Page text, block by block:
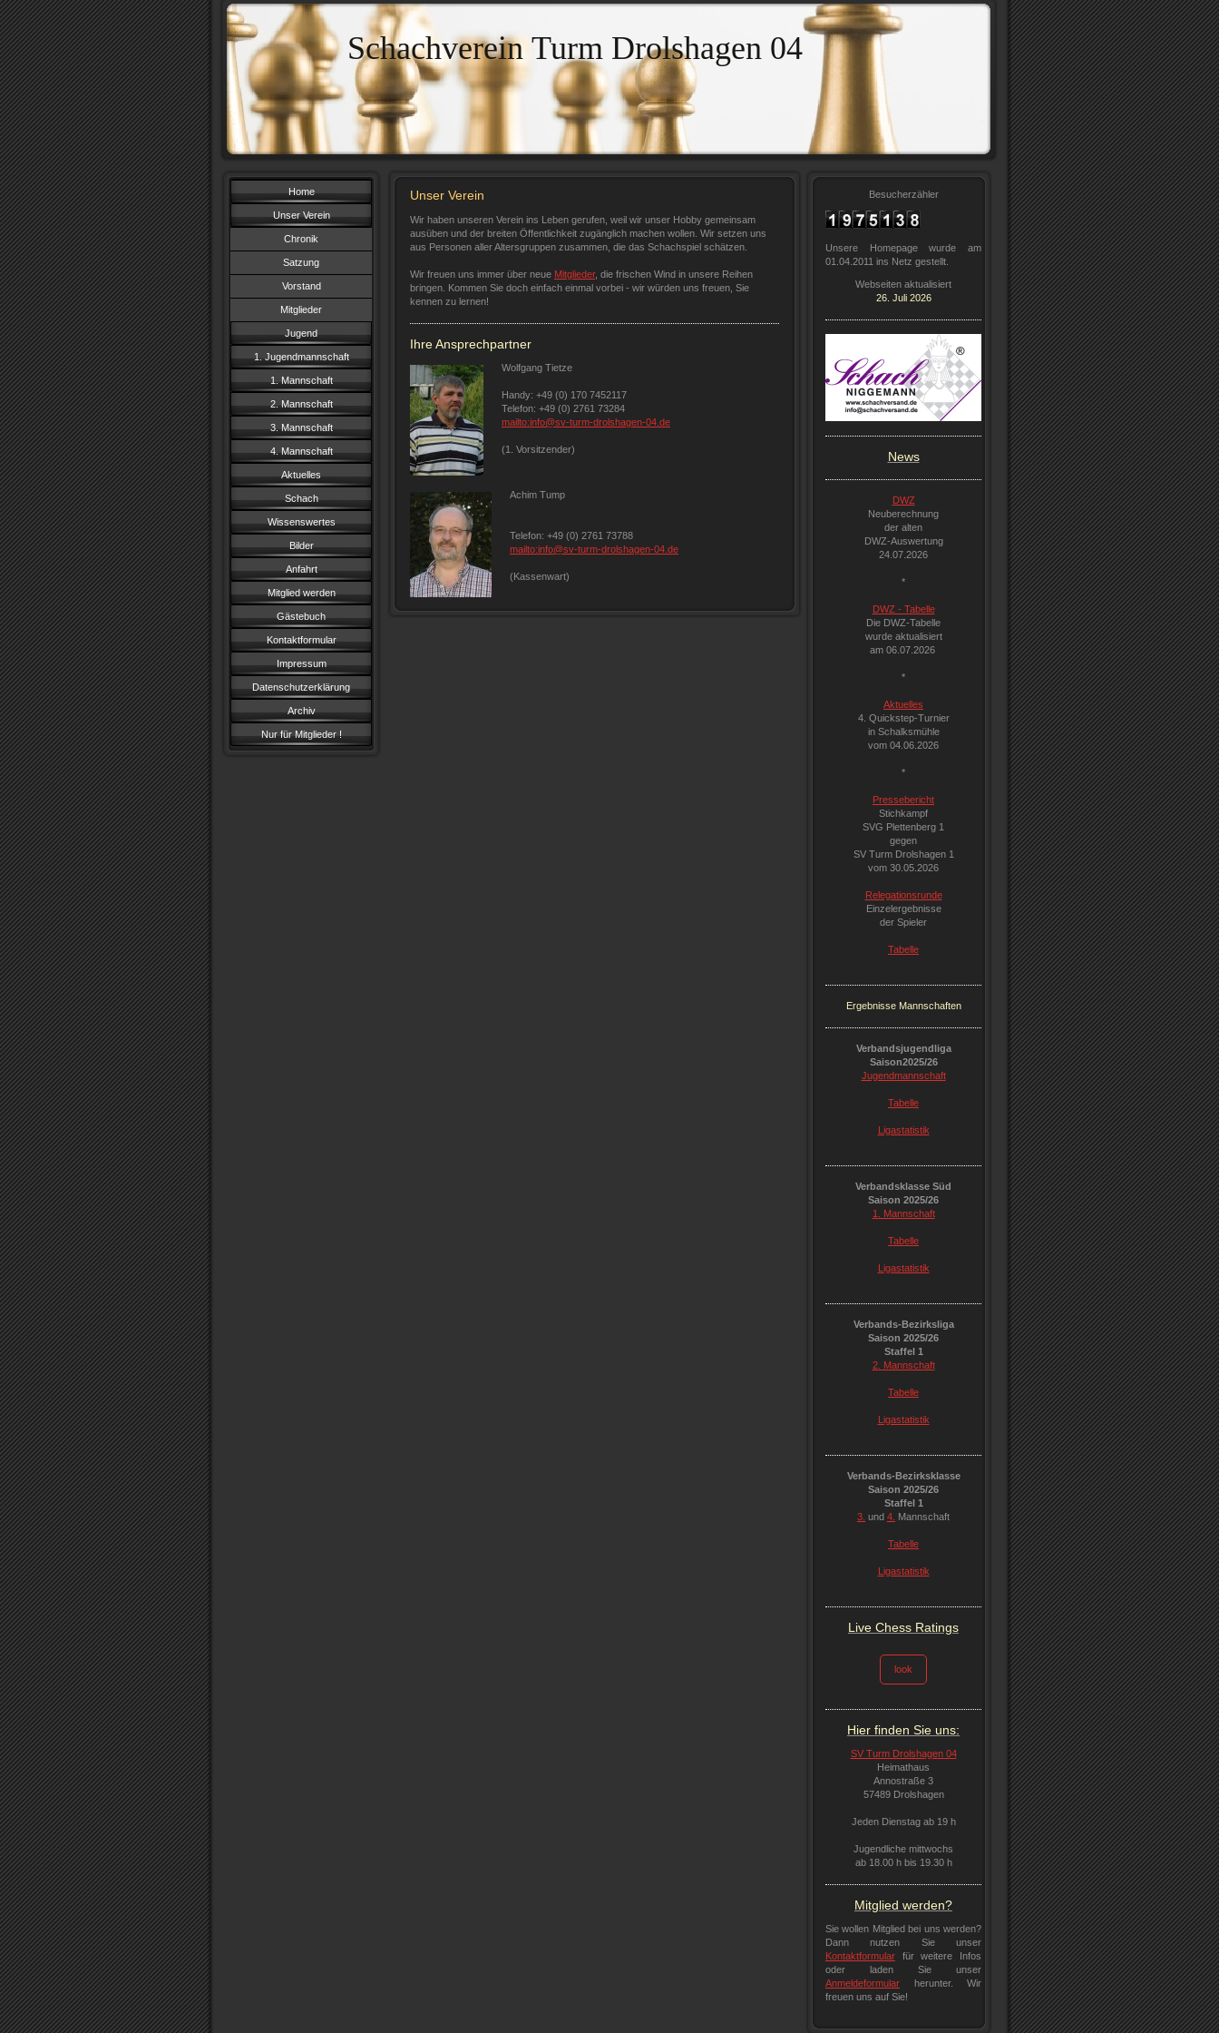
Schachverein Turm Drolshagen 04
Home
Unser Verein
Chronik
Satzung
Vorstand
Mitglieder
Jugend
1. Jugendmannschaft
1. Mannschaft
2. Mannschaft
3. Mannschaft
4. Mannschaft
Aktuelles
Schach
Wissenswertes
Bilder
Anfahrt
Mitglied werden
Gästebuch
Kontaktformular
Impressum
Datenschutzerklärung
Archiv
Nur für Mitglieder !
Unser Verein
Wir haben unseren Verein ins Leben gerufen, weil wir unser Hobby gemeinsam
ausüben und der breiten Öffentlichkeit zugänglich machen wollen. Wir setzen uns
aus Personen aller Altersgruppen zusammen, die das Schachspiel schätzen.
Wir freuen uns immer über neue Mitglieder, die frischen Wind in unsere Reihen
bringen. Kommen Sie doch einfach einmal vorbei - wir würden uns freuen, Sie
kennen zu lernen!
Ihre Ansprechpartner
Wolfgang Tietze
Handy: +49 (0) 170 7452117
Telefon: +49 (0) 2761 73284
mailto:info@sv-turm-drolshagen-04.de
(1. Vorsitzender)
Achim Tump
Telefon: +49 (0) 2761 73788
mailto:info@sv-turm-drolshagen-04.de
(Kassenwart)
Besucherzähler
Unsere Homepage wurde am
01.04.2011 ins Netz gestellt.
Webseiten aktualisiert
26. Juli 2026
News
DWZ
Neuberechnung
der alten
DWZ-Auswertung
24.07.2026
*
DWZ - Tabelle
Die DWZ-Tabelle
wurde aktualisiert
am 06.07.2026
*
Aktuelles
4. Quickstep-Turnier
in Schalksmühle
vom 04.06.2026
*
Pressebericht
Stichkampf
SVG Plettenberg 1
gegen
SV Turm Drolshagen 1
vom 30.05.2026
Relegationsrunde
Einzelergebnisse
der Spieler
Tabelle
Ergebnisse Mannschaften
Verbandsjugendliga
Saison2025/26
Jugendmannschaft
Tabelle
Ligastatistik
Verbandsklasse Süd
Saison 2025/26
1. Mannschaft
Tabelle
Ligastatistik
Verbands-Bezirksliga
Saison 2025/26
Staffel 1
2. Mannschaft
Tabelle
Ligastatistik
Verbands-Bezirksklasse
Saison 2025/26
Staffel 1
3. und 4. Mannschaft
Tabelle
Ligastatistik
Live Chess Ratings
look
Hier finden Sie uns:
SV Turm Drolshagen 04
Heimathaus
Annostraße 3
57489 Drolshagen
Jeden Dienstag ab 19 h
Jugendliche mittwochs
ab 18.00 h bis 19.30 h
Mitglied werden?
Sie wollen Mitglied bei uns werden?
Dann nutzen Sie unser
Kontaktformular für weitere Infos
oder laden Sie unser
Anmeldeformular herunter. Wir
freuen uns auf Sie!